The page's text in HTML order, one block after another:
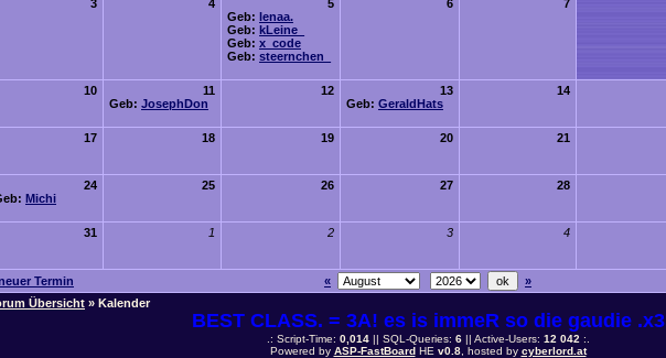
3 4
5
Geb: lenaa.
Geb: kLeine_
Geb: x_code
Geb: steernchen_
6 7
10
11
Geb: JosephDon
12
13
Geb: GeraldHats
14
17 18 19 20 21
24
Michi
25 26 27 28
31 1 2 3 4
Termin «
»
Übersicht » Kalender
BEST CLASS. = 3A! es is immeR so die gaudie .x3
.: Script-Time: 0,014|| SQL-Queries: 6|| Active-Users: 12 042 :.
Powered by ASP-FastBoardHE v0.8, hosted by cyberlord.at